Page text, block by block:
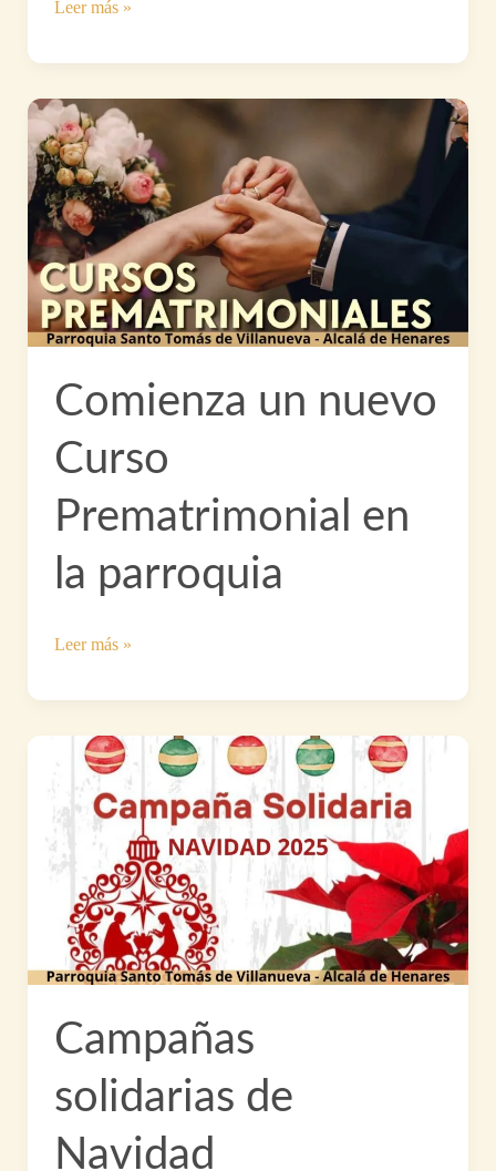
Bendición
Belén
la
Parroquia
Leer más »
Comienza un nuevo
Curso
Prematrimonial en
la parroquia
Comienza
nuevo
Prematrimonial
la
parroquia
Leer más »
Campañas
solidarias de
Navidad